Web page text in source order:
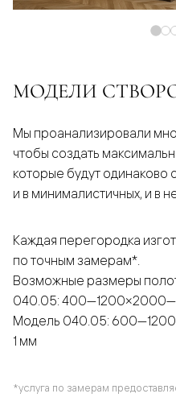
МОДЕЛИ
Мы проанализировали
чтобы создать
которые будут одинаково
и в минималистичных, и в
Каждая перегородка
по точным замерам*.
Возможные размеры
040.05:
Модель 040.05:
1 мм
*услуга по замерам